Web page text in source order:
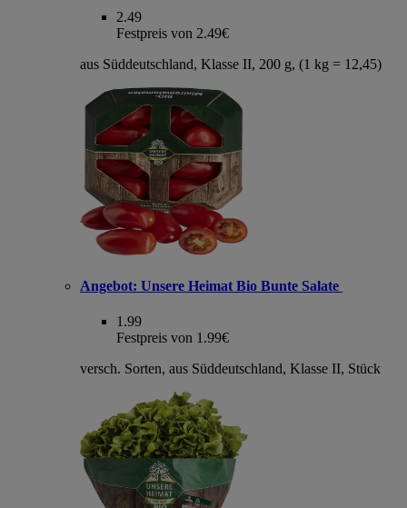
2.49
Festpreis von 2.49€
aus Süddeutschland, Klasse II, 200 g, (1 kg = 12,45)
Angebot: Unsere Heimat Bio Bunte Salate
1.99
Festpreis von 1.99€
versch. Sorten, aus Süddeutschland, Klasse II, Stück